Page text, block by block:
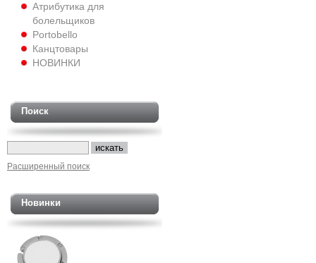
Атрибутика для
болельщиков
Portobello
Канцтовары
НОВИНКИ
Поиск
Расширенный поиск
Новинки